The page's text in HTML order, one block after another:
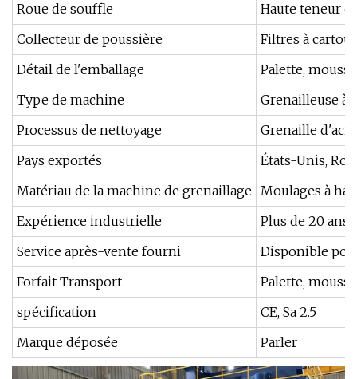
Roue de souffle
Haute teneur
Collecteur de poussière
Filtres à
Détail de l'emballage
Palette,
Type de machine
Grenailleuse à
Processus de nettoyage
Grenaille
Pays exportés
États-Unis,
Matériau de la machine de grenaillage Moulages à
Expérience industrielle
Plus de 20
Service après-vente fourni
Disponible
Forfait Transport
Palette,
spécification
CE, Sa 2.5
Marque déposée
Parler